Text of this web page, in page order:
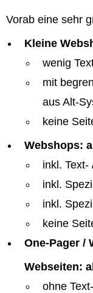
Vorab eine sehr
Kleine
wenig
mit
aus Alt-
keine
Webshops:
inkl. Text-
inkl.
inkl.
keine
One-Pager /
Webseiten:
ohne